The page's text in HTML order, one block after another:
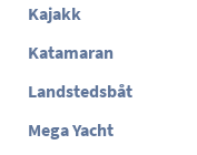
Kajakk
Katamaran
Landstedsbåt
Mega Yacht